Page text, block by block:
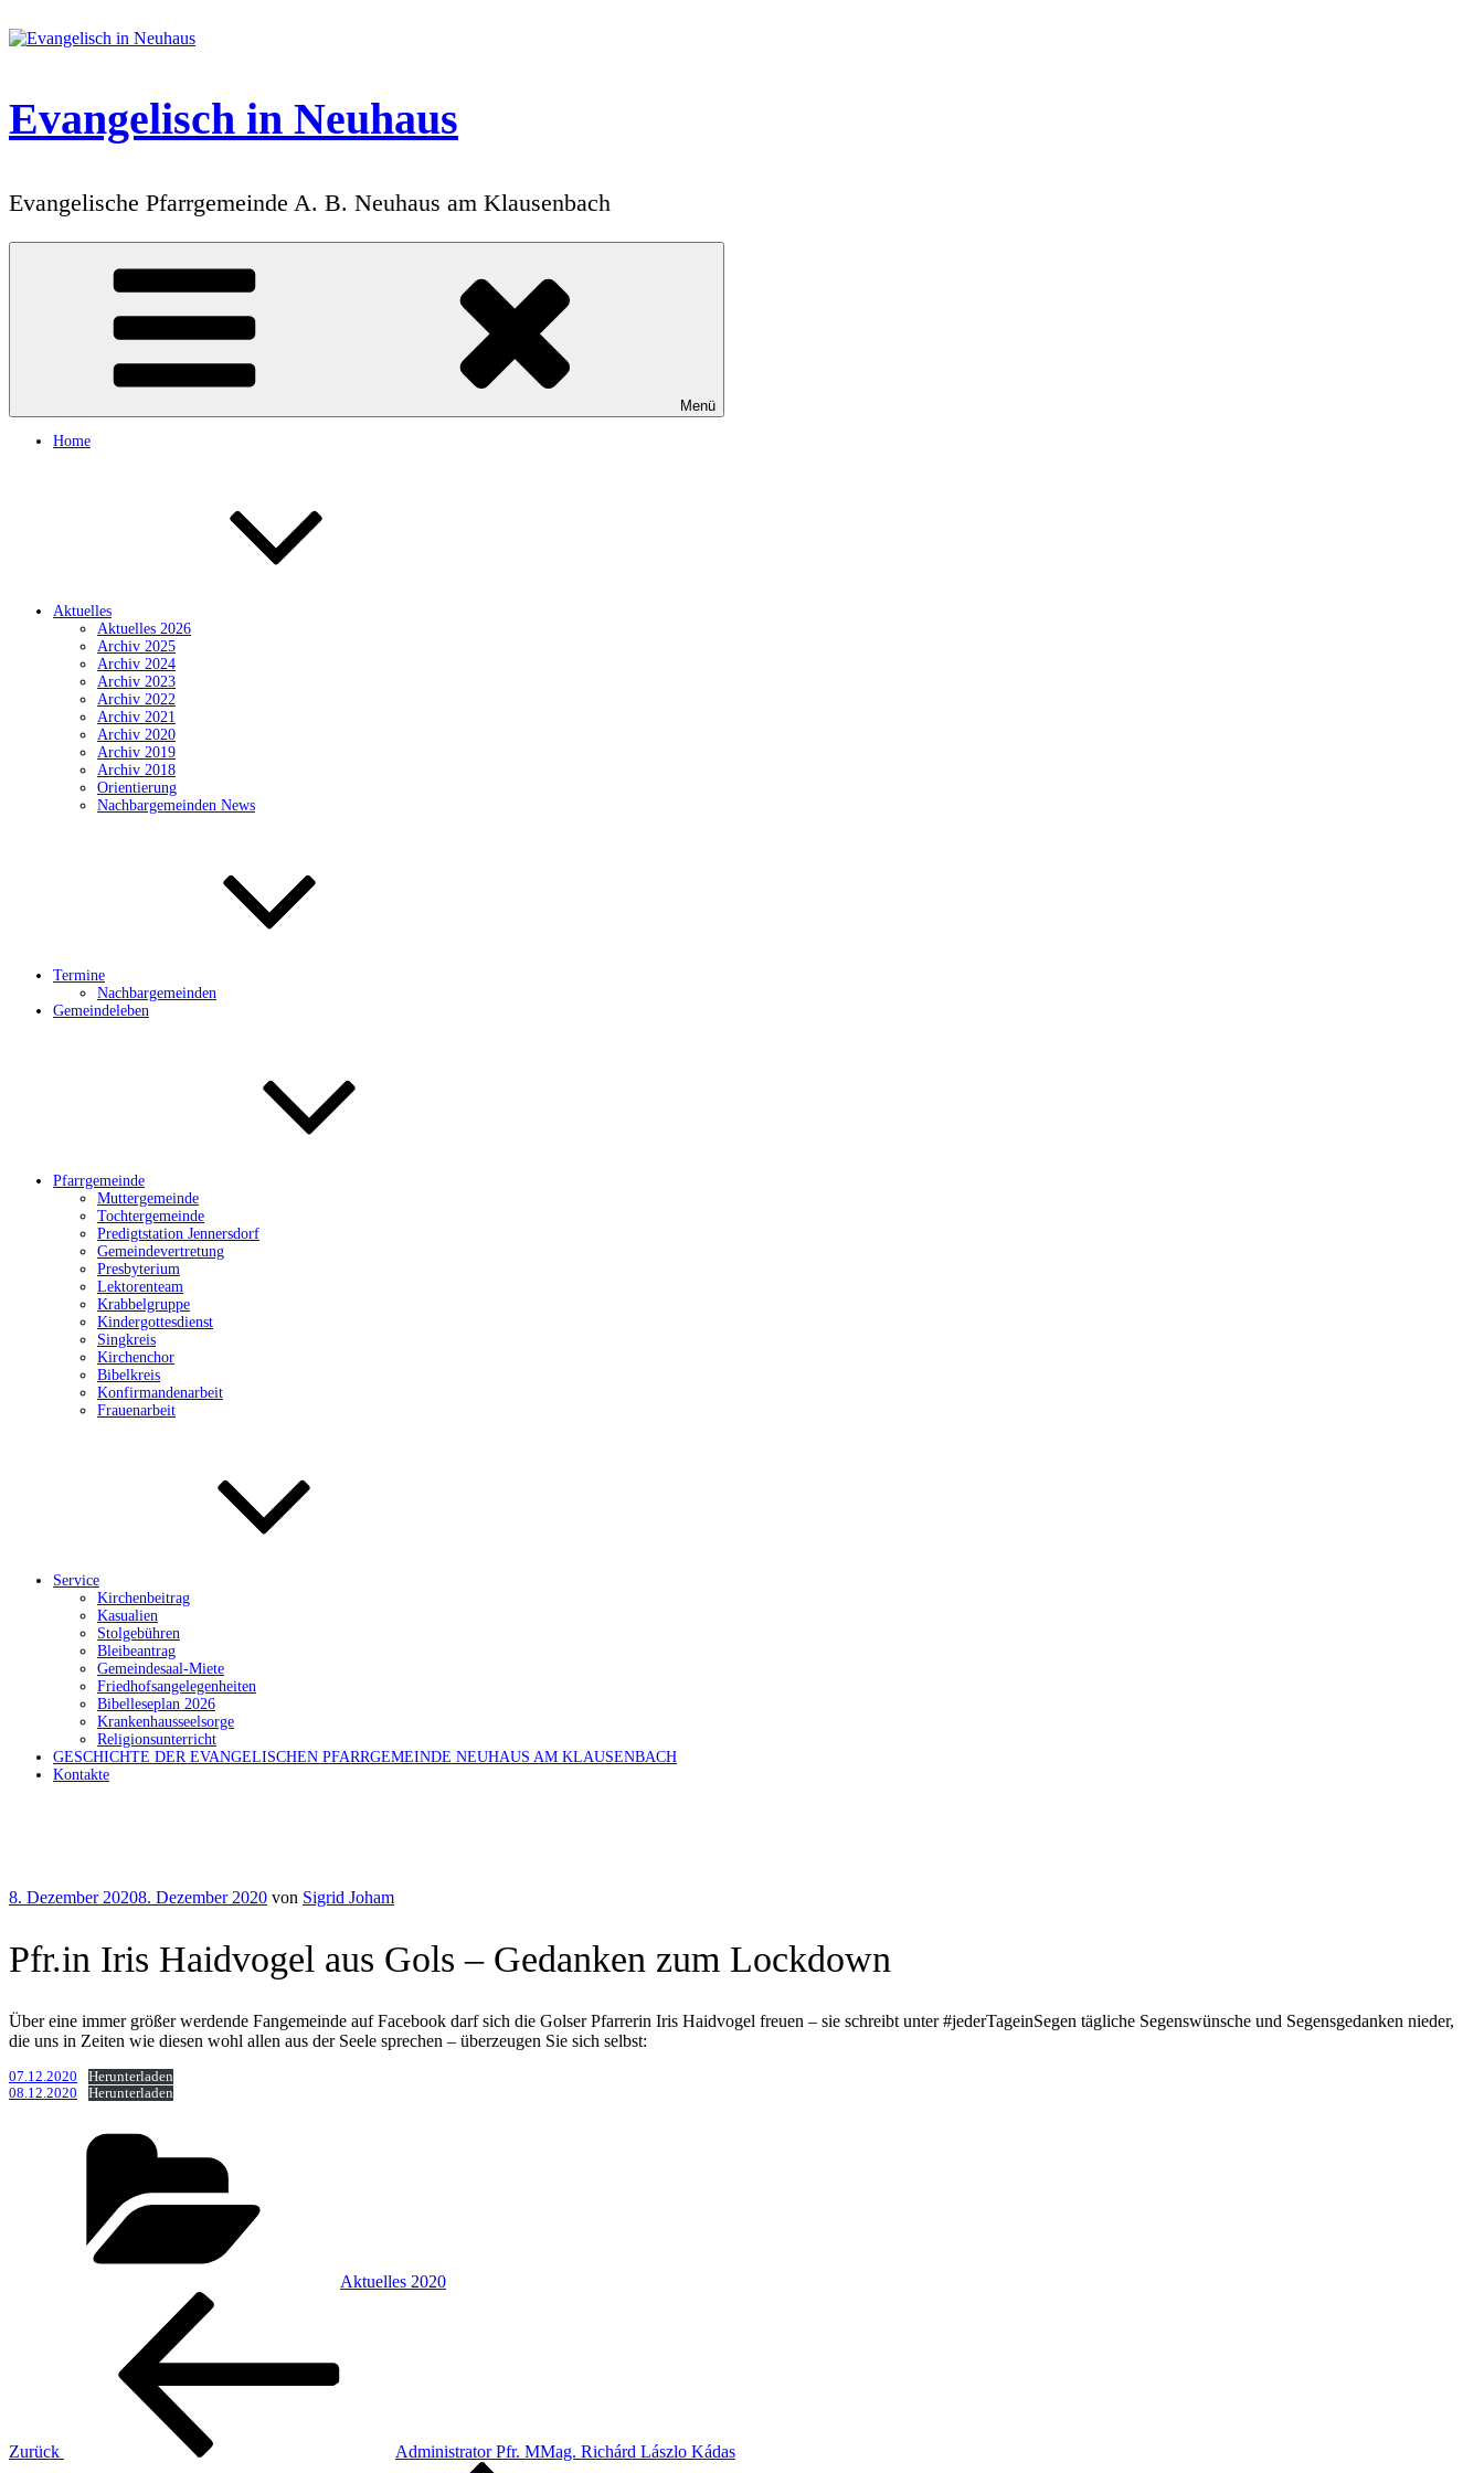
Inhalt
Evangelisch in Neuhaus
Evangelische Pfarrgemeinde A. B. Neuhaus am Klausenbach
Menü
Home
Aktuelles
Aktuelles 2026
Archiv 2025
Archiv 2024
Archiv 2023
Archiv 2022
Archiv 2021
Archiv 2020
Archiv 2019
Archiv 2018
Orientierung
Nachbargemeinden News
Termine
Nachbargemeinden
Gemeindeleben
Pfarrgemeinde
Muttergemeinde
Tochtergemeinde
Predigtstation Jennersdorf
Gemeindevertretung
Presbyterium
Lektorenteam
Krabbelgruppe
Kindergottesdienst
Singkreis
Kirchenchor
Bibelkreis
Konfirmandenarbeit
Frauenarbeit
Service
Kirchenbeitrag
Kasualien
Stolgebühren
Bleibeantrag
Gemeindesaal-Miete
Friedhofsangelegenheiten
Bibelleseplan 2026
Krankenhausseelsorge
Religionsunterricht
GESCHICHTE DER EVANGELISCHEN PFARRGEMEINDE NEUHAUS AM KLAUSENBACH
Kontakte
Veröffentlicht
8. Dezember 20208. Dezember 2020 von Sigrid Joham
Pfr.in Iris Haidvogel aus Gols – Gedanken zum Lockdown
Über eine immer größer werdende Fangemeinde auf Facebook darf sich die Golser Pfarrerin Iris Haidvogel freuen – sie schreibt unter #jederTageinSegen tägliche Segenswünsche und Segensgedanken nieder,
die uns in Zeiten wie diesen wohl allen aus der Seele sprechen – überzeugen Sie sich selbst:
07.12.2020
Herunterladen
08.12.2020
Herunterladen
Aktuelles 2020
Beitragsnavigation
Zurück
Administrator Pfr. MMag. Richárd Lászlo Kádas